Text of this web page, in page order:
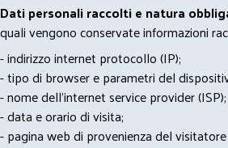
Dati personali raccolti e natura
quali vengono conservate informazioni
- indirizzo internet protocollo (IP);
- tipo di browser e parametri del
- nome dell'internet service provider (ISP);
- data e orario di visita;
- pagina web di provenienza del